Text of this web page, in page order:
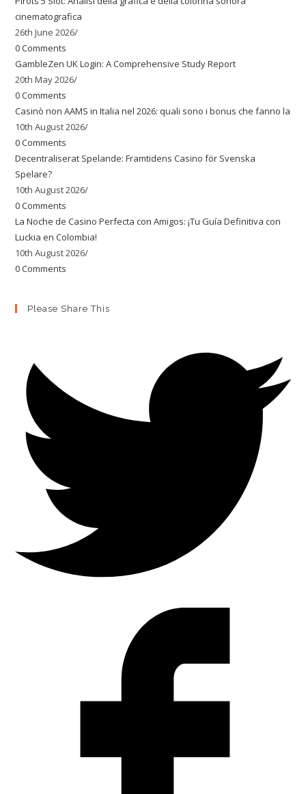
cinematografica
26th June 2026/
0 Comments
GambleZen UK Login: A Comprehensive Study Report
20th May 2026/
0 Comments
Casinò non AAMS in Italia nel 2026: quali sono i bonus che fanno la
10th August 2026/
0 Comments
Decentraliserat Spelande: Framtidens Casino för Svenska
Spelare?
10th August 2026/
0 Comments
La Noche de Casino Perfecta con Amigos: ¡Tu Guía Definitiva con
Luckia en Colombia!
10th August 2026/
0 Comments
Please Share This